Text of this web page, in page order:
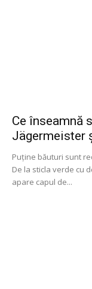
Ce înseamnă
Jägermeister
Puține băuturi sunt
De la sticla verde cu
apare capul de...